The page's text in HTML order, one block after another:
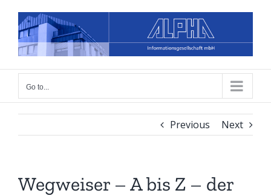
content
Go to...
Previous Next
Wegweiser – A bis Z – der